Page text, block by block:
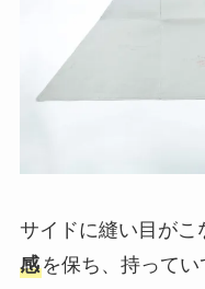
サイドに縫い目がこ
感を保ち、持ってい